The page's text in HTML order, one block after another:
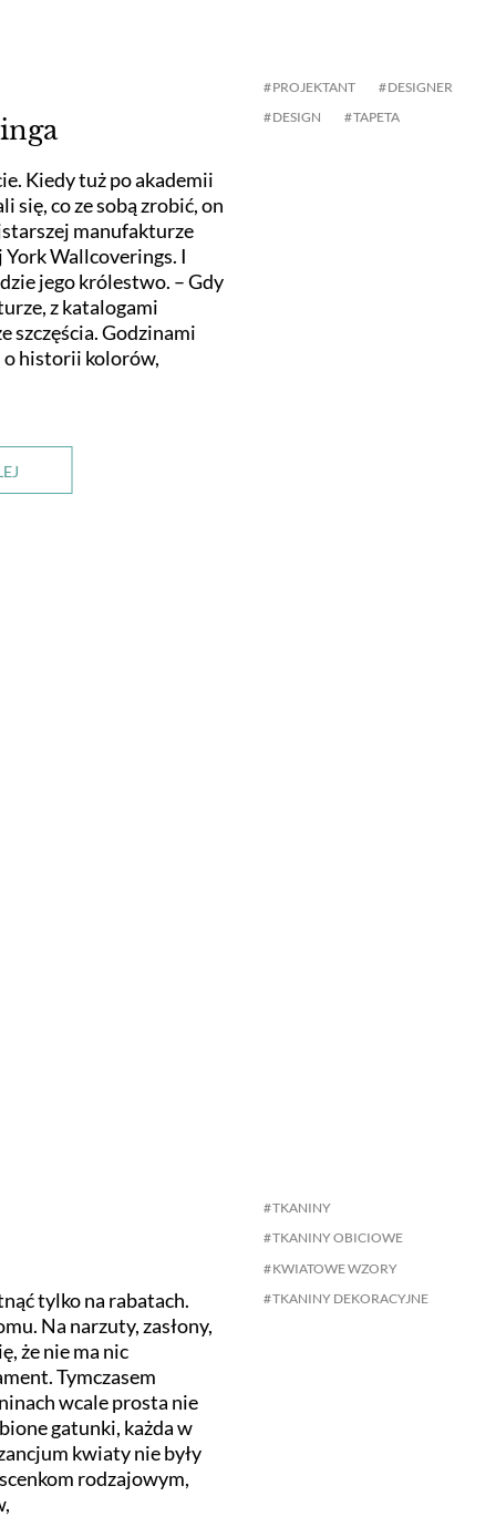
Kiedy tuż po akademii
się, co ze sobą zrobić, on
manufakturze
Wallcoverings. I
jego królestwo. – Gdy
z katalogami
szczęścia. Godzinami
o historii kolorów,
PROJEKTANT
DESIGNER
DESIGN
TAPETA
tylko na rabatach.
Na narzuty, zasłony,
że nie ma nic
Tymczasem
wcale prosta nie
gatunki, każda w
kwiaty nie były
rodzajowym,
TKANINY
TKANINY OBICIOWE
KWIATOWE WZORY
TKANINY DEKORACYJNE